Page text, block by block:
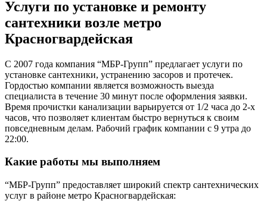
Услуги по установке и ремонту
сантехники возле метро
Красногвардейская
С 2007 года компания “МБР-Групп” предлагает услуги по
установке сантехники, устранению засоров и протечек.
Гордостью компании является возможность выезда
специалиста в течение 30 минут после оформления заявки.
Время прочистки канализации варьируется от 1/2 часа до 2-х
часов, что позволяет клиентам быстро вернуться к своим
повседневным делам. Рабочий график компании с 9 утра до
22:00.
Какие работы мы выполняем
“МБР-Групп” предоставляет широкий спектр сантехнических
услуг в районе метро Красногвардейская: